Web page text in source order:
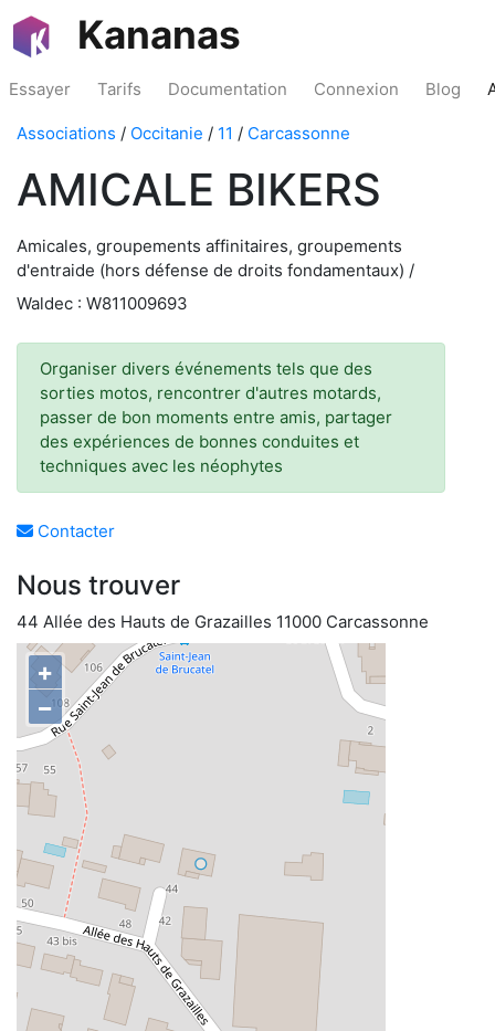
Kananas
Essayer Tarifs Documentation Connexion Blog
Associations / Occitanie / 11 / Carcassonne
AMICALE BIKERS
Amicales, groupements affinitaires, groupements
d'entraide (hors défense de droits fondamentaux) /
Waldec : W811009693
Organiser divers événements tels que des
sorties motos, rencontrer d'autres motards,
passer de bon moments entre amis, partager
des expériences de bonnes conduites et
techniques avec les néophytes
Contacter
Nous trouver
44 Allée des Hauts de Grazailles 11000 Carcassonne
+
−